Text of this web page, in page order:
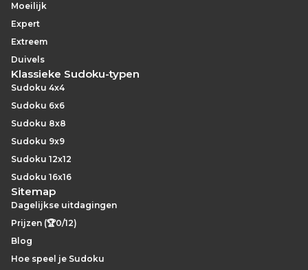
Moeilijk
Expert
Extreem
Duivels
Klassieke Sudoku-typen
Sudoku 4x4
Sudoku 6x6
Sudoku 8x8
Sudoku 9x9
Sudoku 12x12
Sudoku 16x16
Sitemap
Dagelijkse uitdagingen
Prijzen (🏆0/12)
Blog
Hoe speel je Sudoku